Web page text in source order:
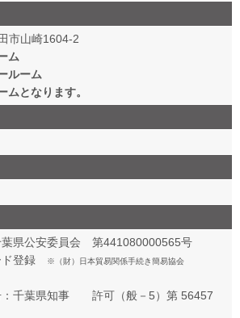
市山崎1604-2
ム
ルーム
ムとなります。
葉県公安委員会 第441080000565号
ド登録
※（財）日本貿易関係手続き簡易協会
千葉県知事 許可（般－5）第 56457